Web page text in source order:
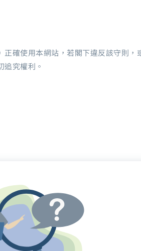
正確使用本網站，若閣下違反該守則
追究權利。